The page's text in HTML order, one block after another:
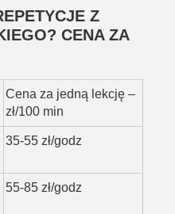
Z
CENA ZA
Cena za jedną lekcję –
zł/100 min
35-55 zł/godz
55-85 zł/godz